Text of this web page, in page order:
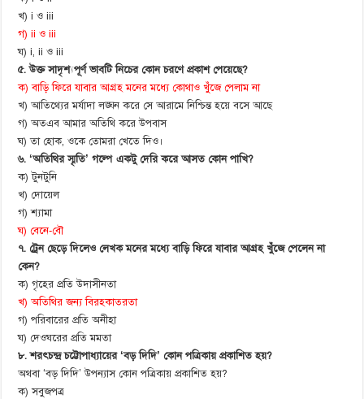
খ) i ও iii
গ) ii ও iii
ঘ) i, ii ও iii
৫. উক্ত সাদৃশ্যপূর্ণ ভাবটি নিচের কোন চরণে প্রকাশ পেয়েছে?
ক) বাড়ি ফিরে যাবার আগ্রহ মনের মধ্যে কোথাও খুঁজে পেলাম না
খ) আতিথ্যের মর্যাদা লঙ্ঘন করে সে আরামে নিশ্চিন্ত হয়ে বসে আছে
গ) অতএব আমার অতিথি করে উপবাস
ঘ) তা হোক, ওকে তোমরা খেতে দিও।
৬. ‘অতিথির স্মৃতি’ গল্পে একটু দেরি করে আসত কোন পাখি?
ক) টুনটুনি
খ) দোয়েল
গ) শ্যামা
ঘ) বেনে-বৌ
৭. ট্রেন ছেড়ে দিলেও লেখক মনের মধ্যে বাড়ি ফিরে যাবার আগ্রহ খুঁজে পেলেন না
কেন?
ক) গৃহের প্রতি উদাসীনতা
খ) অতিথির জন্য বিরহকাতরতা
গ) পরিবারের প্রতি অনীহা
ঘ) দেওঘরের প্রতি মমতা
৮. শরৎচন্দ্র চট্টোপাধ্যায়ের ‘বড় দিদি’ কোন পত্রিকায় প্রকাশিত হয়?
অথবা ‘বড় দিদি’ উপন্যাস কোন পত্রিকায় প্রকাশিত হয়?
ক) সবুজপত্র